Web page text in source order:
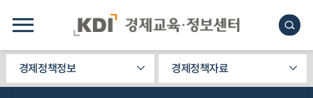
경제정책정보 경제정책자료